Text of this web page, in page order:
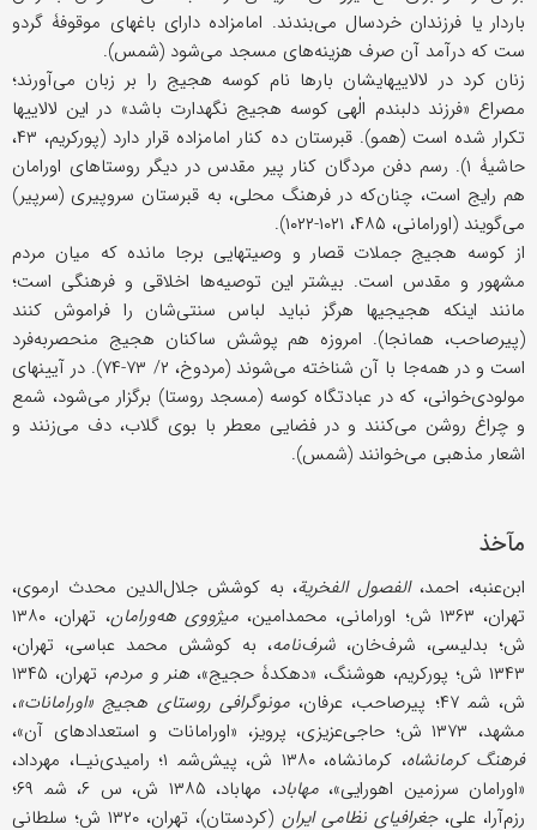
باردار یا فرزندان خردسال می‌بندند. امامزاده دارای باغهای موقوفۀ گردو
ست که درآمد آن صرف هزینه‌های مسجد می‌شود (شمس).
زنان کرد در لالاییهایشان بارها نام کوسه هجیج را بر زبان می‌آورند؛
مصراع «فرزند دلبندم الٰهی کوسه هجیج نگهدارت باشد» در این لالاییها
تکرار شده است (همو). قبرستان ده کنار امامزاده قرار دارد (پورکریم، ۴۳،
حاشیۀ ۱). رسم دفن مردگان کنار پیر مقدس در دیگر روستاهای اورامان
هم رایج است، چنان‌که در فرهنگ محلی، به قبرستان سروپیری (سرپیر)
می‌گویند (اورامانی، ۴۸۵، ۱۰۲۱-۱۰۲۲).
از کوسه هجیج جملات قصار و وصیتهایی برجا مانده که میان مردم
مشهور و مقدس‌ است. بیشتر این توصیه‌ها اخلاقی و فرهنگی‌ است؛
مانند اینکه هجیجیها هرگز نباید لباس سنتی‌شان را فراموش کنند
(پیرصاحب، همانجا). امروزه هم پوشش ساکنان هجیج منحصربه‌فرد
است و در همه‌جا با آن شناخته می‌شوند (مردوخ، ۲/ ۷۳-۷۴). در آیینهای
مولودی‌خوانی، که در عبادتگاه کوسه (مسجد روستا) برگزار می‌شود، شمع
و چراغ روشن می‌کنند و در فضایی معطر با بوی گلاب، دف می‌زنند و
اشعار مذهبی می‌خوانند (شمس).
مآخذ
ابن‌عنبه، احمد،الفصول الفخریة، به‌ کوشش جلال‌الدین محدث ارموی،
تهران، ۱۳۶۳ ش؛ اورامانی، محمدامین،
میژووی هه‌ورامان
، تهران، ۱۳۸۰
ش؛ بدلیسی، شرف‌خان، شرف‌نامه، به کوشش محمد عباسی، تهران،
۱۳۴۳ ش؛ پورکریم، هوشنگ، «دهکدۀ حجیج»،
هنر و مردم
، تهران، ۱۳۴۵
ش، شم‍ ۴۷؛ پیرصاحب، عرفان،
مونوگرافی روستای هجیج «اورامانات»،
مشهد، ۱۳۷۳ ش؛ حاجی‌عزیزی، پرویز، «اورامانات و استعدادهای آن»،
فرهنگ کرمانشاه
، کرمانشاه، ۱۳۸۰ ش، پیش‌شم‍ ۱؛ رامیدی‌نیـا، مهرداد،
«اورامان سرزمین اهورایی»،مهاباد
، مهاباد، ۱۳۸۵ ش، س ۶، شم‍ ۶۹؛
رزم‌آرا، علی،جغرافیای نظامی ایران
(کردستان)، تهران، ۱۳۲۰ ش؛ سلطانی